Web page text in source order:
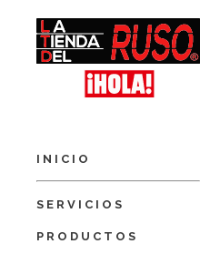
INICIO
SERVICIOS
PRODUCTOS